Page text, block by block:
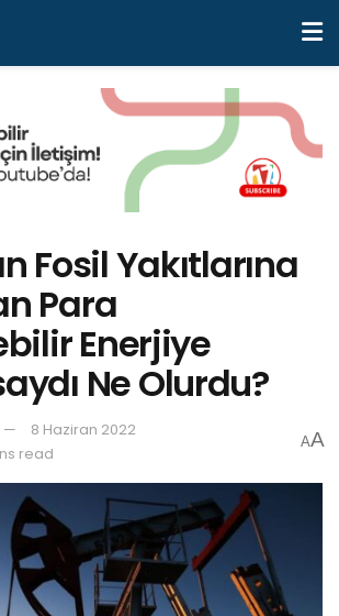
Fosil Yakıtlarına
Para
Enerjiye
Ne Olurdu?
8 Haziran 2022
read
AA